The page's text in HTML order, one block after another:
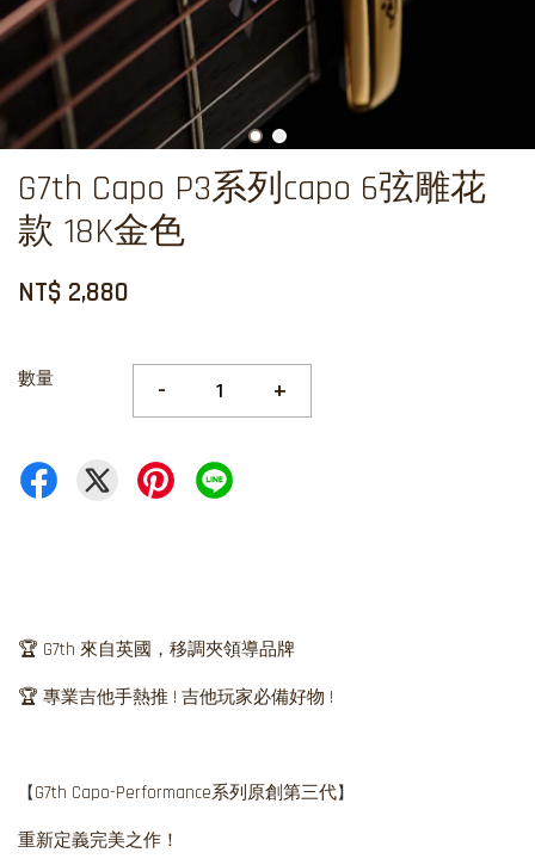
G7th Capo P3系列capo 6弦雕花
款 18K金色
NT$ 2,880
數量 - +
🏆 G7th 來自英國，移調夾領導品牌
🏆 專業吉他手熱推 ! 吉他玩家必備好物 !
【G7th Capo-Performance系列原創第三代】
重新定義完美之作！